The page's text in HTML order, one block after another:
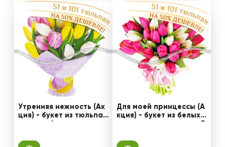
Утренняя нежность (Ак
ция) - букет из тюльпан
Для моей принцессы (А
кция) - букет из белых и